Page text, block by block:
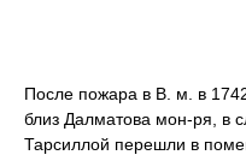
После пожара в В. м. в
близ Далматова мон-ря, в
Тарсиллой перешли в